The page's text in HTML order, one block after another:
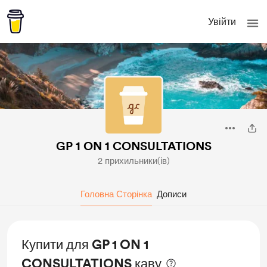
Увійти
GP 1 ON 1 CONSULTATIONS
2 прихильники(ів)
Головна Сторінка Дописи
Купити для GP 1 ON 1
CONSULTATIONS каву